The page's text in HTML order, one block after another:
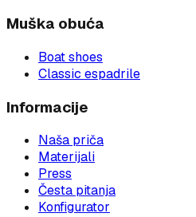
Muška obuća
Boat shoes
Classic espadrile
Informacije
Naša priča
Materijali
Press
Česta pitanja
Konfigurator